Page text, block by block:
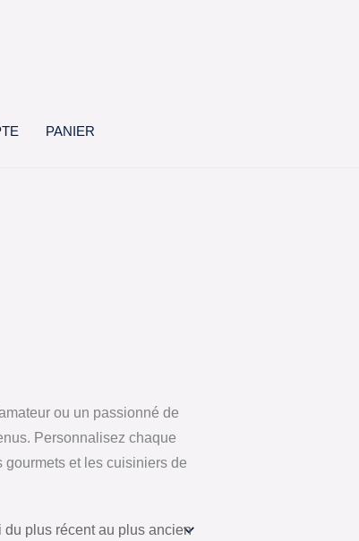
PANIER
ou un passionné de
Personnalisez chaque
et les cuisiniers de